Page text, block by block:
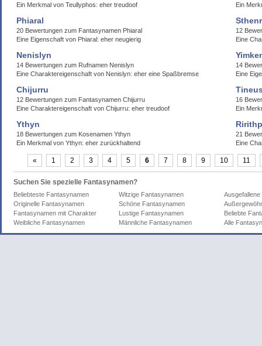
Ein Merkmal von Teullyphos: eher treudoof
Ein
Phiaral
20 Bewertungen zum Fantasynamen Phiaral
Eine Eigenschaft von Phiaral: eher neugierig
12
Eine
Nenislyn
14 Bewertungen zum Rufnamen Nenislyn
Eine Charaktereigenschaft von Nenislyn: eher eine Spaßbremse
14
Eine
Chijurru
12 Bewertungen zum Fantasynamen Chijurru
Eine Charaktereigenschaft von Chijurru: eher treudoof
16
Ein
Ythyn
18 Bewertungen zum Kosenamen Ythyn
Ein Merkmal von Ythyn: eher zurückhaltend
Ririthp
21
Eine
« 1 2 3 4 5 6 7 8 9 10 11
Suchen Sie spezielle Fantasynamen?
Beliebteste Fantasynamen Witzige Fantasynamen
Originelle Fantasynamen
Schöne Fantasynamen
Fantasynamen mit Charakter
Lustige Fantasynamen
Beliebte
Weibliche Fantasynamen
Männliche Fantasynamen Alle